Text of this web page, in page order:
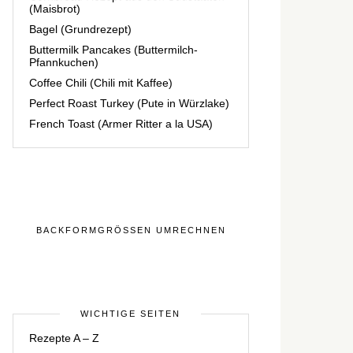
(Maisbrot)
Bagel (Grundrezept)
Buttermilk Pancakes (Buttermilch-
Pfannkuchen)
Coffee Chili (Chili mit Kaffee)
Perfect Roast Turkey (Pute in Würzlake)
French Toast (Armer Ritter a la USA)
BACKFORMGRÖSSEN UMRECHNEN
WICHTIGE SEITEN
Rezepte A – Z